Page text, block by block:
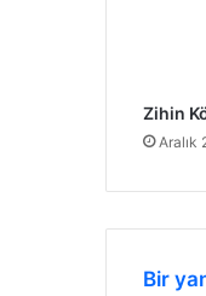
Zihin
Aralık
Bir